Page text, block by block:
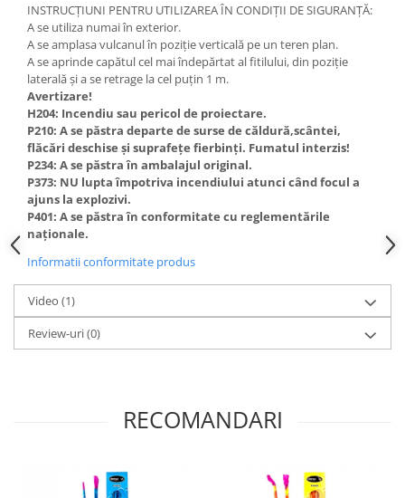
INSTRUCȚIUNI PENTRU UTILIZAREA ÎN CONDIȚII DE SIGURANȚĂ:
A se utiliza numai în exterior.
A se amplasa vulcanul în poziție verticală pe un teren plan.
A se aprinde capătul cel mai îndepărtat al fitilului, din poziție
laterală și a se retrage la cel puțin 1 m.
Avertizare!
H204: Incendiu sau pericol de proiectare.
P210: A se păstra departe de surse de căldură,scântei,
flăcări deschise și suprafețe fierbinți. Fumatul interzis!
P234: A se păstra în ambalajul original.
P373: NU lupta împotriva incendiului atunci când focul a
ajuns la explozivi.
P401: A se păstra în conformitate cu reglementările
naționale.
Informatii conformitate produs
Video (1)
Review-uri(0)
RECOMANDARI